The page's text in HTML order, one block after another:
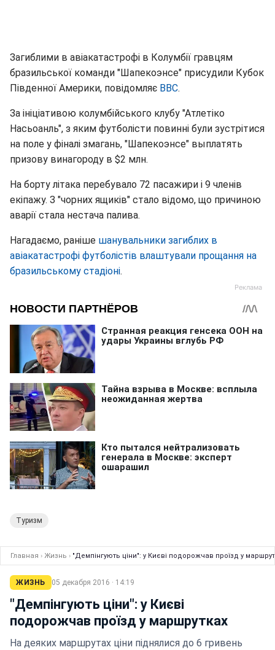
Загиблими в авіакатастрофі в Колумбії гравцям
бразильської команди "Шапекоэнсе" присудили Кубок
Південної Америки, повідомляє BBC.
За ініціативою колумбійського клубу "Атлетіко
Насьоанль", з яким футболісти повинні були зустрітися
на поле у фіналі змагань, "Шапекоэнсе" выплатять
призову винагороду в $2 млн.
На борту літака перебувало 72 пасажири і 9 членів
екіпажу. З "чорних ящиків" стало відомо, що причиною
аварії стала нестача палива.
Нагадаємо, раніше шанувальники загиблих в
авіакатастрофі футболістів влаштували прощання на
бразильському стадіоні.
Туризм
Главная › Жизнь › "Демпінгують ціни": у Києві подорожчав проїзд у
ЖИЗНЬ 05 декабря 2016 · 14:19
"Демпінгують ціни": у Києві
подорожчав проїзд у маршрутках
На деяких маршрутах ціни піднялися до 6 гривень